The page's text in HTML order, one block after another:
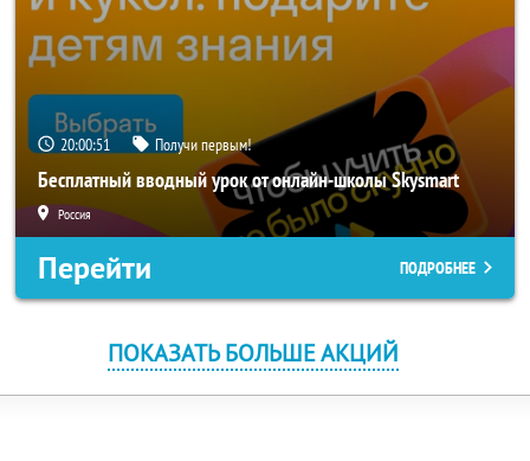
20:00:51 Получи первым!
Бесплатный вводный урок от онлайн-школы Skysmart
Россия
Перейти ПОДРОБНЕЕ
ПОКАЗАТЬ БОЛЬШЕ АКЦИЙ